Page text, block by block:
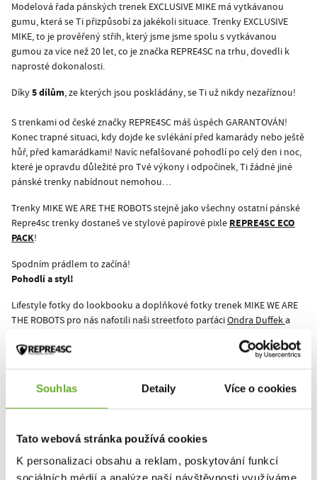
Souhlas Detaily Více o cookies
Tato webová stránka používá cookies
K personalizaci obsahu a reklam, poskytování funkcí
Modelová řada pánských trenek EXCLUSIVE MIKE má vytkávanou
gumu, která se Ti přizpůsobí za jakékoli situace. Trenky EXCLUSIVE
MIKE, to je prověřený střih, který jsme jsme spolu s vytkávanou
gumou za více než 20 let, co je značka REPRE4SC na trhu, dovedli k
naprosté dokonalosti.
Díky5 dílům, ze kterých jsou poskládány, se Ti už nikdy nezaříznou!
S trenkami od české značky REPRE4SC máš úspěch GARANTOVÁN!
Konec trapné situaci, kdy dojde ke svlékání před kamarády nebo ještě
hůř, před kamarádkami! Navíc nefalšované pohodlí po celý den i noc,
které je opravdu důležité pro Tvé výkony i odpočinek, Ti žádné jiné
pánské trenky nabídnout nemohou…
Trenky MIKE WE ARE THE ROBOTS stejně jako všechny ostatní pánské
Repre4sc trenky dostaneš ve stylové papírové pixleREPRE4SC ECO
PACK!
Spodním prádlem to začíná!
Pohodlí a styl!
Lifestyle fotky do lookbooku a doplňkové fotky trenek MIKE WE ARE
THE ROBOTS pro nás nafotili naši streetfoto parťáciOndra Duffeka
Zajímá Tě vývoj ceny u MIKE WE ARE THE ROBOTS? Mrkni na historii.
You must be logged in to submit a review.